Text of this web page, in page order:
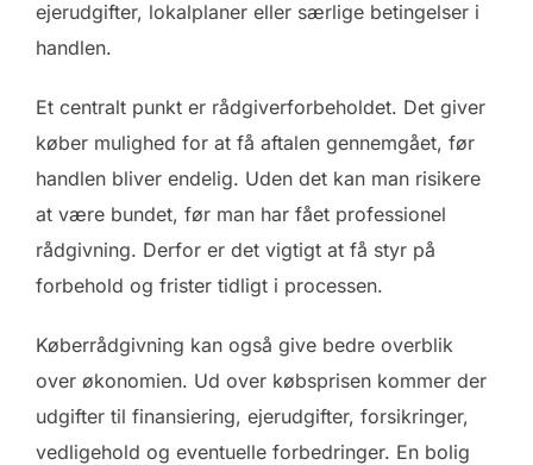
ejerudgifter, lokalplaner eller særlige betingelser i
handlen.
Et centralt punkt er rådgiverforbeholdet. Det giver
køber mulighed for at få aftalen gennemgået, før
handlen bliver endelig. Uden det kan man risikere
at være bundet, før man har fået professionel
rådgivning. Derfor er det vigtigt at få styr på
forbehold og frister tidligt i processen.
Køberrådgivning kan også give bedre overblik
over økonomien. Ud over købsprisen kommer der
udgifter til finansiering, ejerudgifter, forsikringer,
vedligehold og eventuelle forbedringer. En bolig